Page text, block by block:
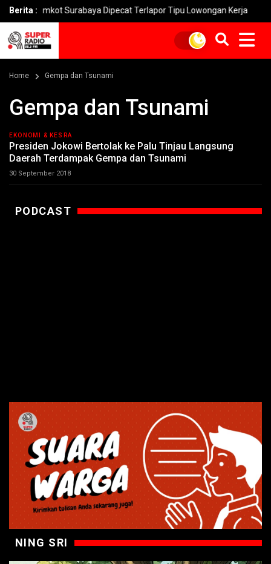
Berita :
Pemkot Surabaya Dipecat Terlapor Tipu Lowongan Kerja
Home Gempa dan Tsunami
Gempa dan Tsunami
EKONOMI & KESRA
Presiden Jokowi Bertolak ke Palu Tinjau Langsung
Daerah Terdampak Gempa dan Tsunami
30 September 2018
PODCAST
NING SRI